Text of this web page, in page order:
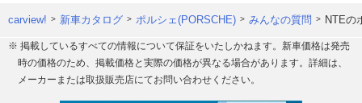
carview! 新車カタログ ポルシェ(PORSCHE) みんなの質問 NTEの
※ 掲載しているすべての情報について保証をいたしかねます。新車価格は発売
時の価格のため、掲載価格と実際の価格が異なる場合があります。詳細は、
メーカーまたは取扱販売店にてお問い合わせください。